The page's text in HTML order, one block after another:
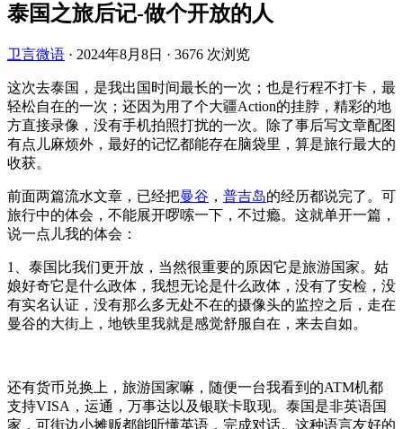
泰国之旅后记-做个开放的人
卫言微语 · 2024年8月8日 · 3676 次浏览
这次去泰国，是我出国时间最长的一次；也是行程不打卡，最
轻松自在的一次；还因为用了个大疆Action的挂脖，精彩的地
方直接录像，没有手机拍照打扰的一次。除了事后写文章配图
有点儿麻烦外，最好的记忆都能存在脑袋里，算是旅行最大的
收获。
前面两篇流水文章，已经把曼谷 ， 普吉岛的经历都说完了。可
旅行中的体会，不能展开啰嗦一下，不过瘾。这就单开一篇，
说一点儿我的体会：
1、泰国比我们更开放，当然很重要的原因它是旅游国家。姑
娘好奇它是什么政体，我想无论是什么政体，没有了安检，没
有实名认证，没有那么多无处不在的摄像头的监控之后，走在
曼谷的大街上，地铁里我就是感觉舒服自在，来去自如。
还有货币兑换上，旅游国家嘛，随便一台我看到的ATM机都
支持VISA，运通，万事达以及银联卡取现。泰国是非英语国
家，可街边小摊贩都能听懂英语，完成对话。这种语言友好的